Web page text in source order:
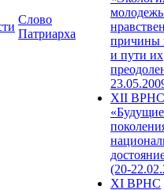
Слово
Патриарха
причины
и пути их
XII ВРНС
«Будущие
(20-
XI ВРНС